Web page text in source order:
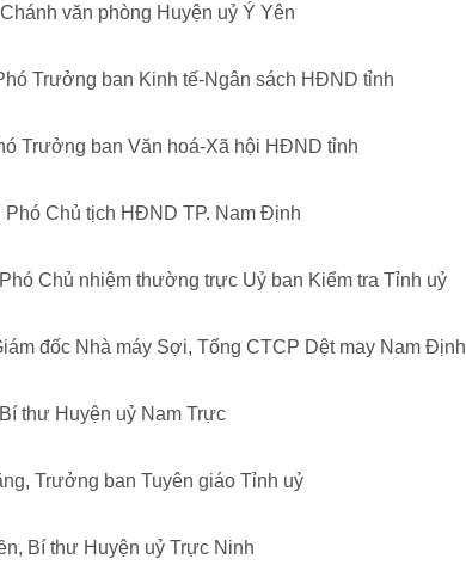
văn phòng Huyện uỷ Ý Yên
Trưởng ban Kinh tế-Ngân sách HĐND tỉnh
Trưởng ban Văn hoá-Xã hội HĐND tỉnh
Chủ tịch HĐND TP. Nam Định
Chủ nhiệm thường trực Uỷ ban Kiểm tra Tỉnh uỷ
đốc Nhà máy Sợi, Tổng CTCP Dệt may Nam Định
thư Huyện uỷ Nam Trực
Trưởng ban Tuyên giáo Tỉnh uỷ
Bí thư Huyện uỷ Trực Ninh